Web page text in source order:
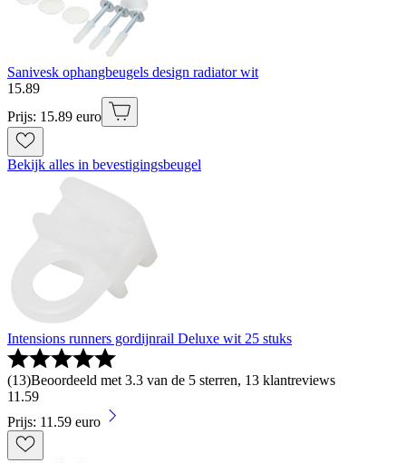
Sanivesk ophangbeugels design radiator wit
15.89
Prijs: 15.89 euro
Bekijk alles in bevestigingsbeugel
Intensions runners gordijnrail Deluxe wit 25 stuks
(13)Beoordeeld met 3.3 van de 5 sterren, 13 klantreviews
11 .59
Prijs: 11.59 euro